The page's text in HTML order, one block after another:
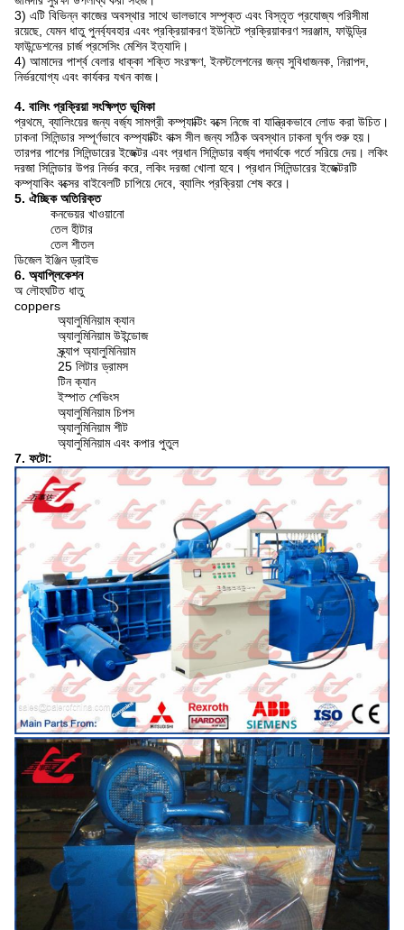
3) এটি বিভিন্ন কাজের অবস্থার সাথে ভালভাবে সম্পৃক্ত এবং বিস্তৃত প্রযোজ্য পরিসীমা
রয়েছে, যেমন ধাতু পুনর্ব্যবহার এবং প্রক্রিয়াকরণ ইউনিটে প্রক্রিয়াকরণ সরঞ্জাম, ফাউন্ড্রি
ফাউন্ডেশনের চার্জ প্রসেসিং মেশিন ইত্যাদি।
4) আমাদের পার্শ্ব বেলার ধাক্কা শক্তি সংরক্ষণ, ইনস্টলেশনের জন্য সুবিধাজনক, নিরাপদ,
নির্ভরযোগ্য এবং কার্যকর যখন কাজ।
4. বালিং প্রক্রিয়া সংক্ষিপ্ত ভূমিকা
প্রথমে, ব্যালিংয়ের জন্য বর্জ্য সামগ্রী কম্প্যাক্টিং বক্সে নিজে বা যান্ত্রিকভাবে লোড করা উচিত।
ঢাকনা সিলিন্ডার সম্পূর্ণভাবে কম্প্যাক্টিং বাক্স সীল জন্য সঠিক অবস্থান ঢাকনা ঘূর্ণন শুরু হয়।
তারপর পাশের সিলিন্ডারের ইজেক্টর এবং প্রধান সিলিন্ডার বর্জ্য পদার্থকে গর্তে সরিয়ে দেয়। লকিং
দরজা সিলিন্ডার উপর নির্ভর করে, লকিং দরজা খোলা হবে। প্রধান সিলিন্ডারের ইজেক্টরটি
কম্প্যাকিং বক্সের বাইবেলটি চাপিয়ে দেবে, ব্যালিং প্রক্রিয়া শেষ করে।
5. ঐচ্ছিক অতিরিক্ত
কনভেয়র খাওয়ানো
তেল হীটার
তেল শীতল
ডিজেল ইঞ্জিন ড্রাইভ
6. অ্যাপ্লিকেশন
অ লৌহঘটিত ধাতু
coppers
অ্যালুমিনিয়াম ক্যান
অ্যালুমিনিয়াম উইন্ডোজ
স্ক্র্যাপ অ্যালুমিনিয়াম
25 লিটার ড্রামস
টিন ক্যান
ইস্পাত শেভিংস
অ্যালুমিনিয়াম চিপস
অ্যালুমিনিয়াম শীট
অ্যালুমিনিয়াম এবং কপার পুতুল
7. ফটো: